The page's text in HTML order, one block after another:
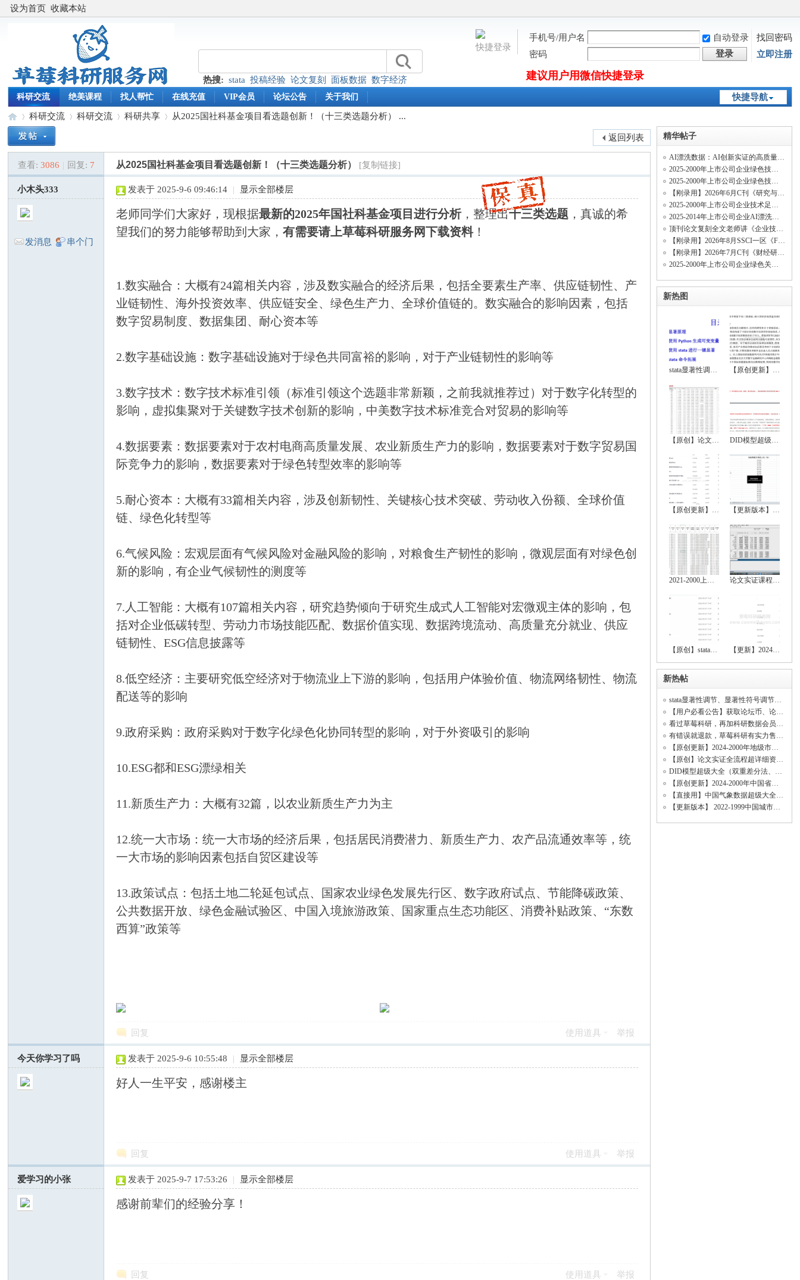
设为首页 收藏本站
热搜: stata 投稿经验 论文复刻 面板数据 数字经济
手机号/用户名 自动登录
找回密码
密码
登录 立即注册
建议用户用微信快捷登录
快捷登录
快捷导航
科研交流 绝美课程 找人帮忙 在线充值 VIP会员 论坛公告 关于我们
»
科研交流
›
科研交流 科研共享
›
从2025国社科基金项目看选题创新！（十三类选题分析） ...
返回列表
查看: 3086 | 回复: 7 从2025国社科基金项目看选题创新！（十三类选题分析） [复制链接]
小木头333
发消息 串个门
发表于 2025-9-6 09:46:14 | 显示全部楼层
老师同学们大家好，现根据最新的2025年国社科基金项目进行分析，整理出十三类选题 ，真诚的希
望我们的努力能够帮助到大家，有需要请上草莓科研服务网下载资料！
1.数实融合：大概有24篇相关内容，涉及数实融合的经济后果，包括全要素生产率、供应链韧性、产
业链韧性、海外投资效率、供应链安全、绿色生产力、全球价值链的。数实融合的影响因素，包括
数字贸易制度、数据集团、耐心资本等
2.数字基础设施：数字基础设施对于绿色共同富裕的影响，对于产业链韧性的影响等
3.数字技术：数字技术标准引领（标准引领这个选题非常新颖，之前我就推荐过）对于数字化转型的
影响，虚拟集聚对于关键数字技术创新的影响，中美数字技术标准竞合对贸易的影响等
4.数据要素：数据要素对于农村电商高质量发展、农业新质生产力的影响，数据要素对于数字贸易国
际竞争力的影响，数据要素对于绿色转型效率的影响等
5.耐心资本：大概有33篇相关内容，涉及创新韧性、关键核心技术突破、劳动收入份额、全球价值
链、绿色化转型等
6.气候风险：宏观层面有气候风险对金融风险的影响，对粮食生产韧性的影响，微观层面有对绿色创
新的影响，有企业气候韧性的测度等
7.人工智能：大概有107篇相关内容，研究趋势倾向于研究生成式人工智能对宏微观主体的影响，包
括对企业低碳转型、劳动力市场技能匹配、数据价值实现、数据跨境流动、高质量充分就业、供应
链韧性、ESG信息披露等
8.低空经济：主要研究低空经济对于物流业上下游的影响，包括用户体验价值、物流网络韧性、物流
配送等的影响
9.政府采购：政府采购对于数字化绿色化协同转型的影响，对于外资吸引的影响
10.ESG都和ESG漂绿相关
11.新质生产力：大概有32篇，以农业新质生产力为主
12.统一大市场：统一大市场的经济后果，包括居民消费潜力、新质生产力、农产品流通效率等，统
一大市场的影响因素包括自贸区建设等
13.政策试点：包括土地二轮延包试点、国家农业绿色发展先行区、数字政府试点、节能降碳政策、
公共数据开放、绿色金融试验区、中国入境旅游政策、国家重点生态功能区、消费补贴政策、“东数
西算”政策等
回复 使用道具 举报
今天你学习了吗 发表于 2025-9-6 10:55:48 | 显示全部楼层
好人一生平安，感谢楼主
回复 使用道具 举报
爱学习的小张 发表于 2025-9-7 17:53:26 | 显示全部楼层
感谢前辈们的经验分享！
回复 使用道具 举报
精华帖子
AI漂洗数据：AI创新实证的高质量纯净新变量
2025-2000年上市公司企业绿色技术足迹相似度数据（行业绿色技术足迹相似度、历史绿色
2025-2000年上市公司企业绿色技术多元化数据、绿色知识多元化数据
【刚录用】2026年6月C刊《研究与发展管理》投稿经验及录用流程
2025-2000年上市公司企业技术足迹相似度数据（行业技术足迹相似度、历史技术足迹相似
2025-2014年上市公司企业AI漂洗测算数据、招聘AI漂洗数据
顶刊论文复刻全文老师讲《企业技术网络结构与关键核心技术创新速度》（两阶段系统矩估
【刚录用】2026年8月SSCI一区《Finance Research Letters》投稿经验及录用流程
【刚录用】2026年7月C刊《财经研究》投稿经验及录用流程
2025-2000年上市公司企业绿色关键核心技术创新速度数据、关键核心技术绿色创新专利数
新热图
stata显著性调节、显著性符号调节、回归显 【原创更新】2024-2000年地级市数字经济综
【原创】论文实证全流程超详细资料（数据处 DID模型超级大全（双重差分法、政策评估）
【原创更新】2024-2000年中国省级数字经济 【更新版本】 2022-1999中国城市统计年鉴、
2021-2000上市公司绿色创新数据大全（创新 论文实证课程（stata安装包、数据处理、基
【原创】stata空间计量全流程操作资料（数 【更新】2024-2000上市公司绿色创新、上市
新热帖